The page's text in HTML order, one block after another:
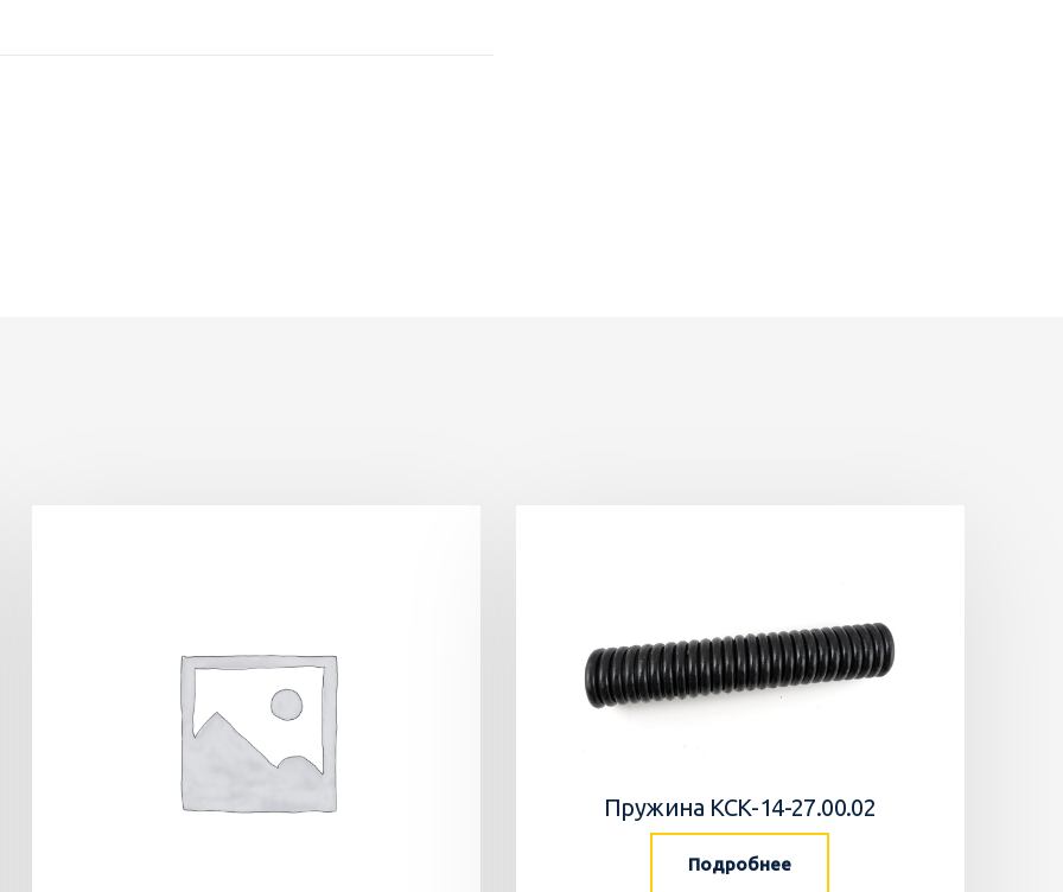
Пружина КСК-14-27.00.02
Подробнее